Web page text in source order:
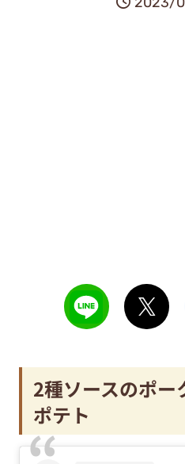
2種ソースのポー
ポテト